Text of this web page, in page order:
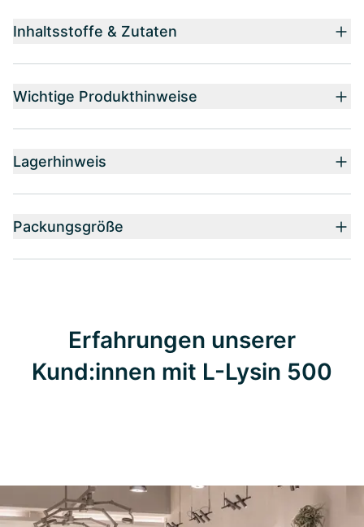
Inhaltsstoffe & Zutaten
Wichtige Produkthinweise
Lagerhinweis
Packungsgröße
Erfahrungen unserer
Kund:innen mit L-Lysin 500